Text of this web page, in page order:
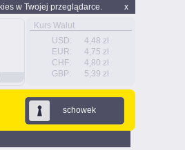
x
w Twojej przeglądarce.
Kurs Walut
USD:
4,48 zł
EUR:
4,75 zł
CHF:
4,80 zł
GBP:
5,39 zł
schowek